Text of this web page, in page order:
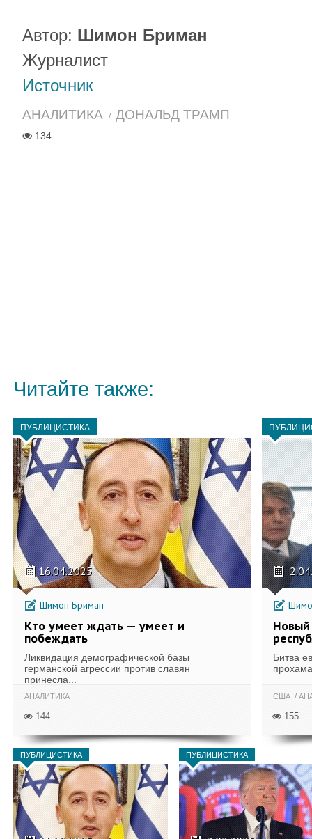
Автор: Шимон Бриман
Журналист
Источник
АНАЛИТИКА ДОНАЛЬД ТРАМП
134
Читайте также:
ПУБЛИЦИСТИКА
16.04.2025
Шимон Бриман
Кто умеет ждать — умеет и
побеждать
Ликвидация демографической базы
германской агрессии против славян
принесла...
АНАЛИТИКА
144
Новый
Битва
США
155
ПУБЛИЦИСТИКА ПУБЛИЦИСТИКА